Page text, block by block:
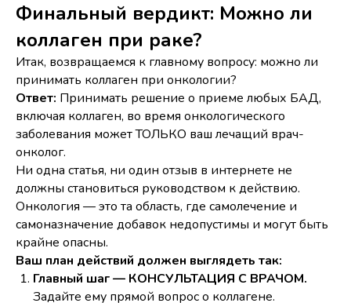
Финальный вердикт: Можно ли
коллаген при раке?
Итак, возвращаемся к главному вопросу: можно ли
принимать коллаген при онкологии?
Ответ: Принимать решение о приеме любых БАД,
включая коллаген, во время онкологического
заболевания может ТОЛЬКО ваш лечащий врач-
онколог.
Ни одна статья, ни один отзыв в интернете не
должны становиться руководством к действию.
Онкология — это та область, где самолечение и
самоназначение добавок недопустимы и могут быть
крайне опасны.
Ваш план действий должен выглядеть так:
Главный шаг — КОНСУЛЬТАЦИЯ С ВРАЧОМ.
Задайте ему прямой вопрос о коллагене.